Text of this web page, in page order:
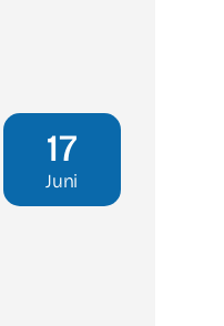
17
Juni